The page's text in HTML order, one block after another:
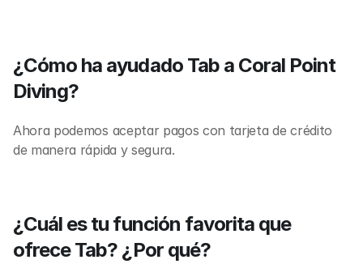
¿Cómo ha ayudado Tab a Coral Point
Diving?
Ahora podemos aceptar pagos con tarjeta de crédito
de manera rápida y segura.
¿Cuál es tu función favorita que
ofrece Tab? ¿Por qué?